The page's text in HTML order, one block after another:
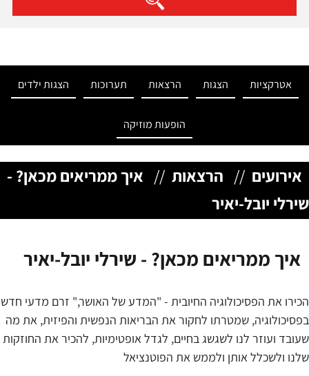
אטרקציות הצגות הרצאות תערוכות הצגות ילדים
הופעות מוזיקה
אירועים // הרצאות // איך ממריאים מכאן? -
שירלי יובל-יאיר
איך ממריאים מכאן? - שירלי יובל-יאיר
הכירו את הפסיכולוגיה החיובית - "המדע של האושר," זרם מדעי חדש
בפסיכולוגיה, שמטרתו לחקור את הבריאות הנפשית והפיזית, את מה
שעובד ועוזר לנו לשגשג בחיים, לגדל אופטימיות, להכיר את החוזקות
שלנו ולשכלל אותן ולממש את הפוטנציאל